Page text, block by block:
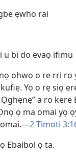
ẹwho rai
u bi do evaọ ifimu
ohwo o re rri ro
Yọ o rẹ siọ
a ro kere
ọ ma omai yọ
omai.—2 Timoti
Ebaibol ọ ta.